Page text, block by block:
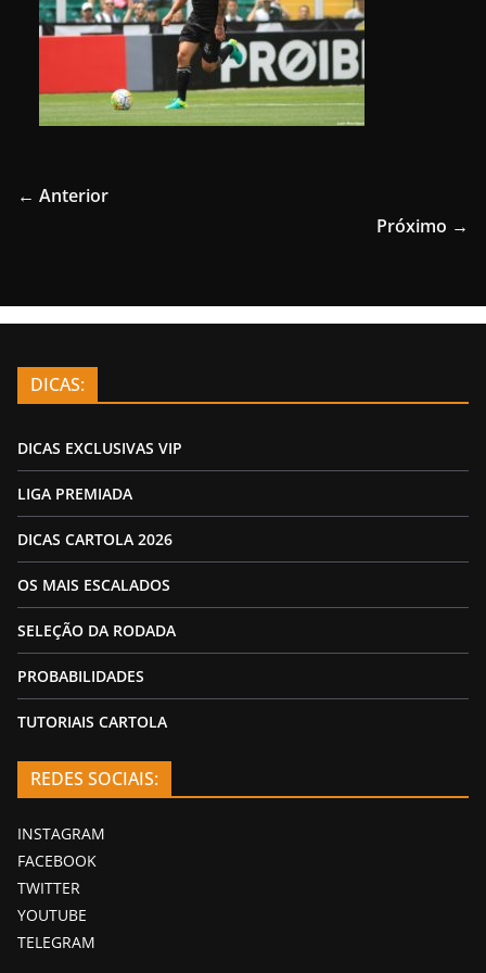
← Anterior
Próximo →
DICAS:
DICAS EXCLUSIVAS VIP
LIGA PREMIADA
DICAS CARTOLA 2026
OS MAIS ESCALADOS
SELEÇÃO DA RODADA
PROBABILIDADES
TUTORIAIS CARTOLA
REDES SOCIAIS:
INSTAGRAM
FACEBOOK
TWITTER
YOUTUBE
TELEGRAM